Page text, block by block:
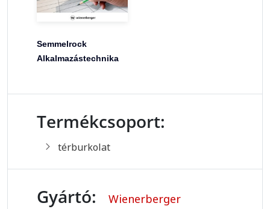
Semmelrock
Alkalmazástechnika
Termékcsoport:
térburkolat
Gyártó:
Wienerberger